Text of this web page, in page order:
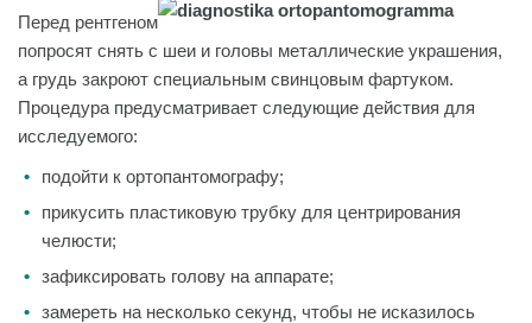
Перед рентгеном
попросят снять с шеи и головы металлические украшения,
а грудь закроют специальным свинцовым фартуком.
Процедура предусматривает следующие действия для
исследуемого:
подойти к ортопантомографу;
прикусить пластиковую трубку для центрирования
челюсти;
зафиксировать голову на аппарате;
замереть на несколько секунд, чтобы не исказилось